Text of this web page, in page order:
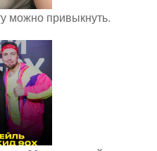
можно привыкнуть.